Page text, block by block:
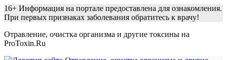
16+ Информация на портале предоставлена для ознакомления.
При первых признаках заболевания обратитесь к врачу!
Отравление, очистка организма и другие токсины на
ProToxin.Ru